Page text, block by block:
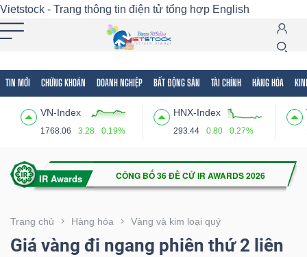
Vietstock - Trang thông tin điện tử tổng hợp English
TIN MỚI CHỨNG KHOÁN DOANH NGHIỆP BẤT ĐỘNG SẢN TÀI CHÍNH HÀNG HÓA
VN-Index
1768.06 3.28 0.19%
HNX-Index
293.44 0.80 0.27%
Trang chủ Hàng hóa Vàng và kim loại quý
Giá vàng đi ngang phiên thứ 2 liên
Tất cả Tính năng Ngành Mã chứng khoán
Tính
(-)
VIETSTOCK